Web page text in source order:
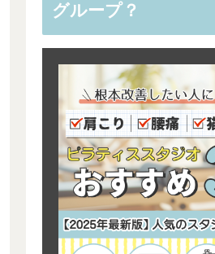
グループ？